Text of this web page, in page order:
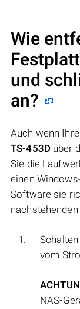
Wie
und
an?
Auch wenn Ihre
TS-453Düber
Sie die
einen
Software sie
vom
NAS-